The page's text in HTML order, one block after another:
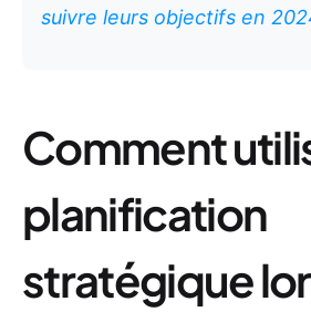
suivre leurs objectifs en
Comment
planification
stratégique